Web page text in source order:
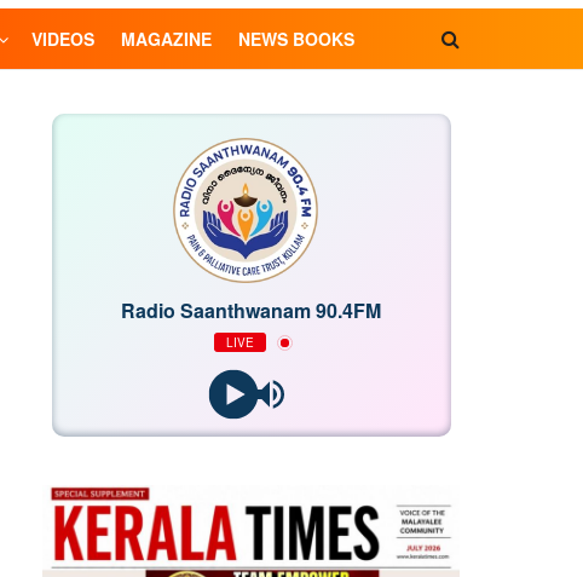
VIDEOS MAGAZINE NEWS BOOKS
Radio Saanthwanam 90.4FM
LIVE